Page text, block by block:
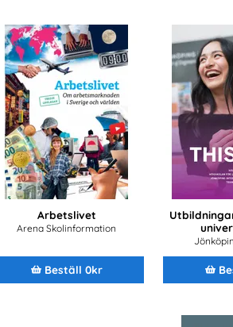
Arbetslivet
Arena Skolinformation
Beställ 0kr